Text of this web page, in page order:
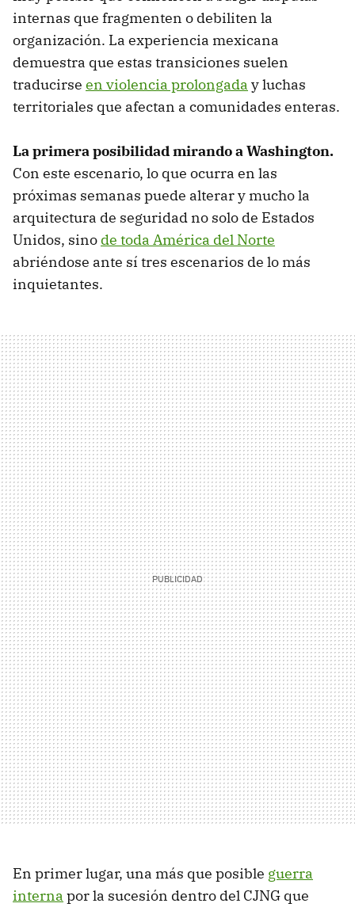
internas que fragmenten o debiliten la
organización. La experiencia mexicana
demuestra que estas transiciones suelen
traducirse en violencia prolongada y luchas
territoriales que afectan a comunidades enteras.
La primera posibilidad mirando a Washington.
Con este escenario, lo que ocurra en las
próximas semanas puede alterar y mucho la
arquitectura de seguridad no solo de Estados
Unidos, sino de toda América del Norte
abriéndose ante sí tres escenarios de lo más
inquietantes.
En primer lugar, una más que posible guerra
interna por la sucesión dentro del CJNG que